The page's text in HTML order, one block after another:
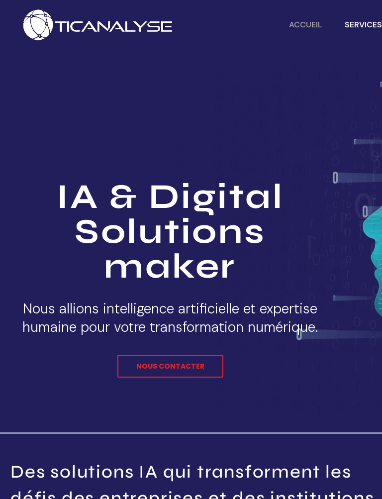
ACCUEIL SERVICES
IA & Digital
Solutions
maker
Nous allions intelligence artificielle et expertise
humaine pour votre transformation numérique.
NOUS CONTACTER
Des solutions IA qui transforment les